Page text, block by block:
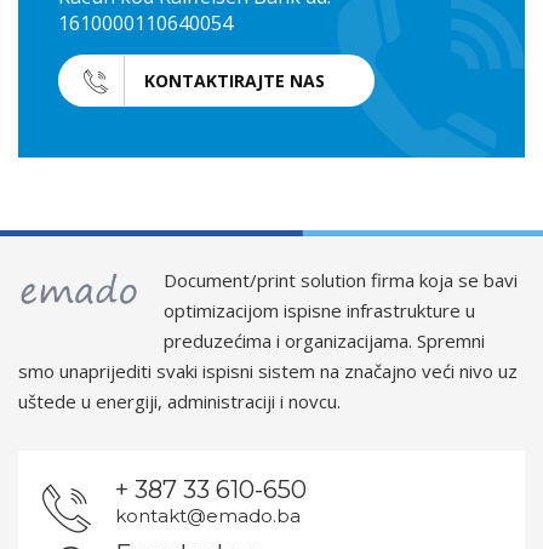
1610000110640054
KONTAKTIRAJTE NAS
Document/print solution firma koja se bavi
optimizacijom ispisne infrastrukture u
preduzećima i organizacijama. Spremni
smo unaprijediti svaki ispisni sistem na značajno veći nivo uz
uštede u energiji, administraciji i novcu.
+ 387 33 610-650
kontakt@emado.ba